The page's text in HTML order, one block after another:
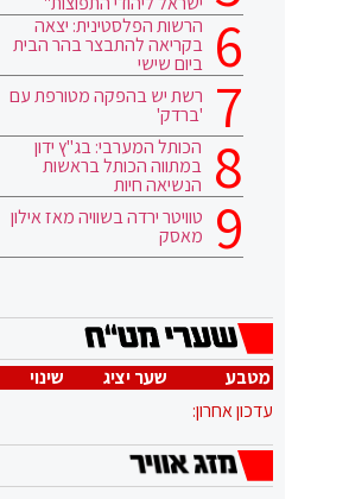
הרשות הפלסטינית: יצאה
בקריאה להתבצר בהר הבית
ביום שישי
רשת יש בהפקה מטורפת עם
'ברדק'
הכותל המערבי: בג"ץ ידון
במתווה הכותל בראשות
הנשיאה חיות
טוויטר ירדה בשוויה מאז אילון
מאסק
מטבע שער יציג
שינוי
עדכון אחרון: